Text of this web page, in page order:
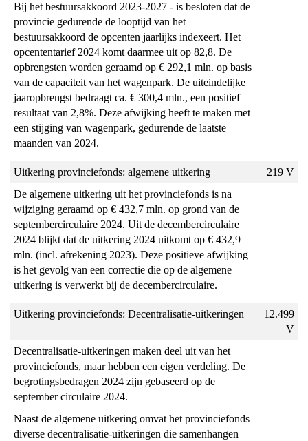
Bij het bestuursakkoord 2023-2027 - is besloten dat de
provincie gedurende de looptijd van het
bestuursakkoord de opcenten jaarlijks indexeert. Het
opcententarief 2024 komt daarmee uit op 82,8. De
opbrengsten worden geraamd op € 292,1 mln. op basis
van de capaciteit van het wagenpark. De uiteindelijke
jaaropbrengst bedraagt ca. € 300,4 mln., een positief
resultaat van 2,8%. Deze afwijking heeft te maken met
een stijging van wagenpark, gedurende de laatste
maanden van 2024.
Uitkering provinciefonds: algemene uitkering
219 V
De algemene uitkering uit het provinciefonds is na
wijziging geraamd op € 432,7 mln. op grond van de
septembercirculaire 2024. Uit de decembercirculaire
2024 blijkt dat de uitkering 2024 uitkomt op € 432,9
mln. (incl. afrekening 2023). Deze positieve afwijking
is het gevolg van een correctie die op de algemene
uitkering is verwerkt bij de decembercirculaire.
Uitkering provinciefonds: Decentralisatie-uitkeringen
12.499
V
Decentralisatie-uitkeringen maken deel uit van het
provinciefonds, maar hebben een eigen verdeling. De
begrotingsbedragen 2024 zijn gebaseerd op de
september circulaire 2024.
Naast de algemene uitkering omvat het provinciefonds
diverse decentralisatie-uitkeringen die samenhangen